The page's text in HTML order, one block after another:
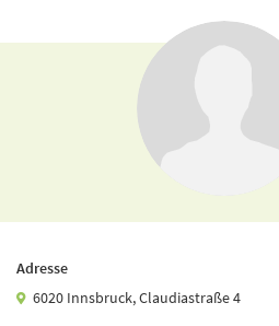
Adresse
6020 Innsbruck, Claudiastraße 4